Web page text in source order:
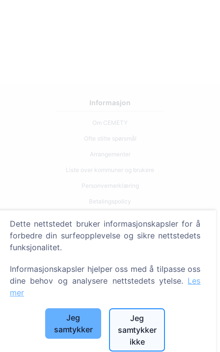
Informasjon
Om CEMETY
Ofte stilte spørsmål
Arrangementer
Liste over kommuner og brukere
Personvernerklæring
Betalingspolicy
Søk
Søk etter gravplasser
SIA "CEMETY", LV40103618951
Dette nettstedet bruker informasjonskapsler for å
forbedre din surfeopplevelse og sikre nettstedets
funksjonalitet.
Informasjonskapsler hjelper oss med å tilpasse oss
dine behov og analysere nettstedets ytelse. Les
mer
Jeg
samtykker
Jeg
samtykker
ikke